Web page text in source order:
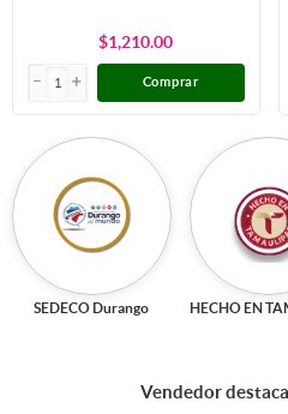
$1,210.00
Comprar
SEDECO Durango
Vendedor